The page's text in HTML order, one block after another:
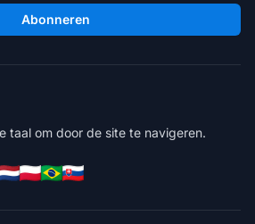
Abonneren
taal om door de site te navigeren.